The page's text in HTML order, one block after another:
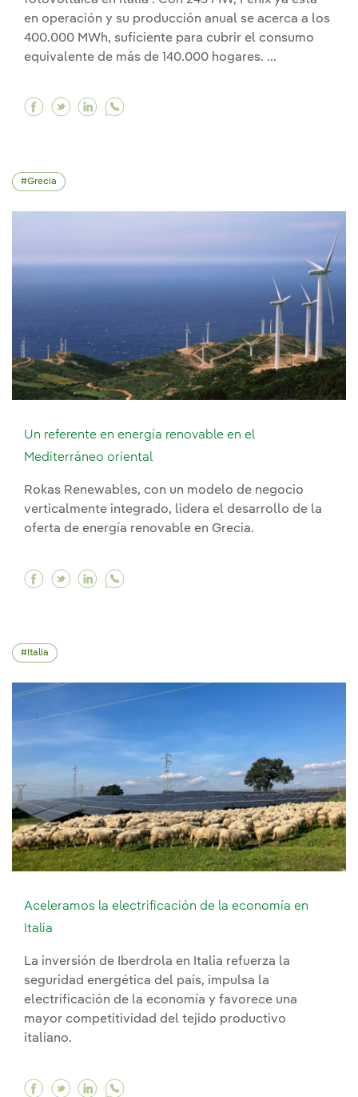
en operación y su producción anual se acerca a los
400.000 MWh, suficiente para cubrir el consumo
equivalente de más de 140.000 hogares. ...
Facebook Iberdrola inaugura Fénix, su mayor
Twitter Iberdrola inaugura Fénix, su
Linkedin Iberdrola inaugura Fénix, su
Grecia
Un referente en energía renovable en el
Mediterráneo oriental
Rokas Renewables, con un modelo de negocio
verticalmente integrado, lidera el desarrollo de la
oferta de energía renovable en Grecia.
Facebook Un referente en energía renovable
Twitter Un referente en energía renovable
Linkedin Un referente en energía
Italia
Aceleramos la electrificación de la economía en
Italia
La inversión de Iberdrola en Italia refuerza la
seguridad energética del país, impulsa la
electrificación de la economía y favorece una
mayor competitividad del tejido productivo
italiano.
Facebook Aceleramos la electrificación de la
Twitter Aceleramos la electrificación de la
Linkedin Aceleramos la electrificación